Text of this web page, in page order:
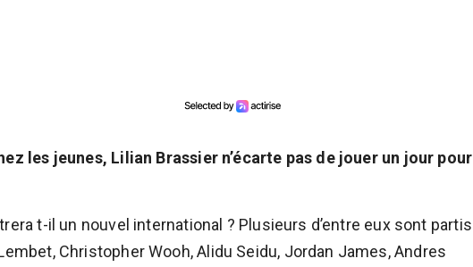
les jeunes, Lilian Brassier n’écarte pas de jouer un jour pour
t-il un nouvel international ? Plusieurs d’entre eux sont partis
Christopher Wooh, Alidu Seidu, Jordan James, Andres